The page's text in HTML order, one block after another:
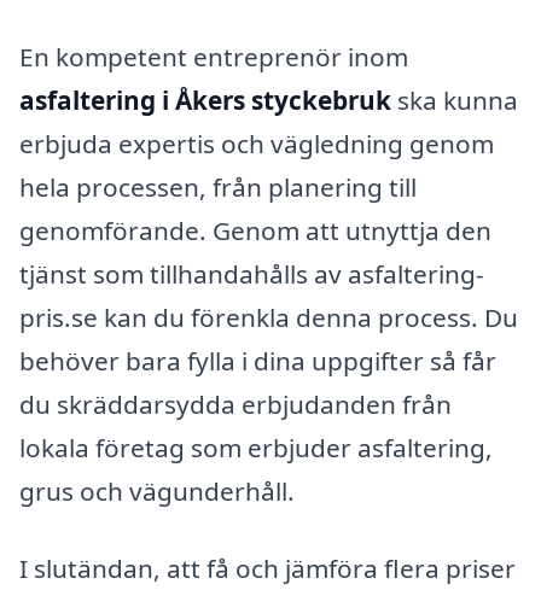
En kompetent entreprenör inom
asfaltering i Åkers styckebruk ska kunna
erbjuda expertis och vägledning genom
hela processen, från planering till
genomförande. Genom att utnyttja den
tjänst som tillhandahålls av asfaltering-
pris.se kan du förenkla denna process. Du
behöver bara fylla i dina uppgifter så får
du skräddarsydda erbjudanden från
lokala företag som erbjuder asfaltering,
grus och vägunderhåll.
I slutändan, att få och jämföra flera priser